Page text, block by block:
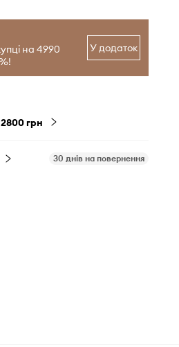
на 4990
У додаток
2800 грн
30 днів на повернення